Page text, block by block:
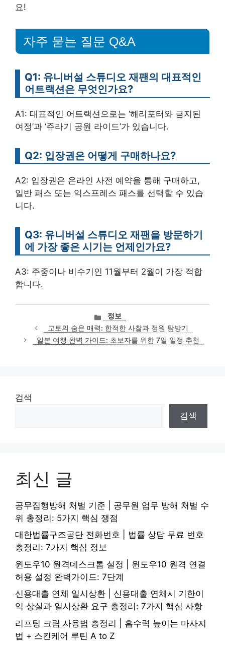
요!
자주 묻는 질문 Q&A
Q1: 유니버설 스튜디오 재팬의 대표적인
어트랙션은 무엇인가요?
A1: 대표적인 어트랙션으로는 ‘해리포터와 금지된
여정’과 ‘쥬라기 공원 라이드’가 있습니다.
Q2: 입장권은 어떻게 구매하나요?
A2: 입장권은 온라인 사전 예약을 통해 구매하고,
일반 패스 또는 익스프레스 패스를 선택할 수 있습
니다.
Q3: 유니버설 스튜디오 재팬을 방문하기
에 가장 좋은 시기는 언제인가요?
A3: 주중이나 비수기인 11월부터 2월이 가장 적합
합니다.
카
테
고
리
정보
교토의 숨은 매력: 한적한 사찰과 정원 탐방기
일본 여행 완벽 가이드: 초보자를 위한 7일 일정 추천
검색
검색
최신 글
공무집행방해 처벌 기준 | 공무원 업무 방해 처벌 수
위 총정리: 5가지 핵심 쟁점
대한법률구조공단 전화번호 | 법률 상담 무료 번호
총정리: 7가지 핵심 정보
윈도우10 원격데스크톱 설정 | 윈도우10 원격 연결
허용 설정 완벽가이드: 7단계
신용대출 연체 일시상환 | 신용대출 연체시 기한이
익 상실과 일시상환 요구 총정리: 7가지 핵심 사항
리프팅 크림 사용법 총정리 | 흡수력 높이는 마사지
법 + 스킨케어 루틴 A to Z